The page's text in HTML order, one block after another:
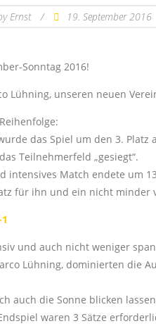
Ernst / 19. September 2016
Sonntag 2016!
Lühning, unseren neuen
das Spiel um den 3.
Teilnehmerfeld „gesiegt“.
intensives Match endete um
für ihn und ein nicht minder
und auch nicht weniger
Lühning, dominierten die
auch die Sonne blicken
waren 3 Sätze